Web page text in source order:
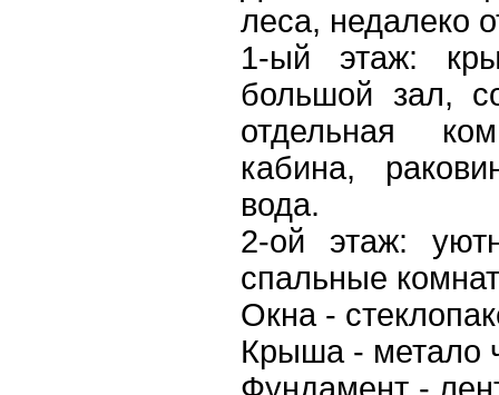
леса, недалеко
1-ый этаж:
большой зал,
отдельная
кабина,
вода.
2-ой этаж:
спальные
Окна -
Крыша - метало